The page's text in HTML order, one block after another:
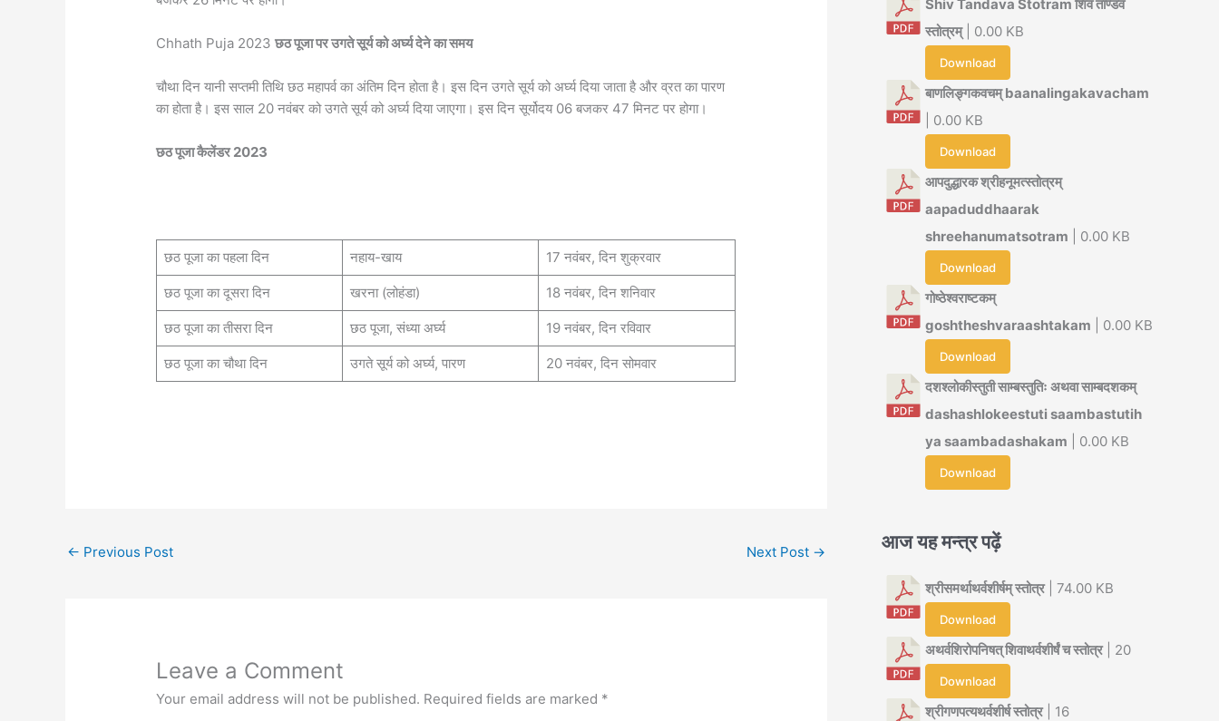
Chhath Puja 2023छठ पूजा पर उगते सूर्य को अर्घ्य देने का समय
चौथा दिन यानी सप्तमी तिथि छठ महापर्व का अंतिम दिन होता है। इस दिन उगते सूर्य को अर्घ्य दिया जाता है और व्रत का पारण
का होता है। इस साल 20 नवंबर को उगते सूर्य को अर्घ्य दिया जाएगा। इस दिन सूर्योदय 06 बजकर 47 मिनट पर होगा।
छठ पूजा कैलेंडर 2023
छठ पूजा का पहला दिन नहाय-खाय 17 नवंबर, दिन शुक्रवार
छठ पूजा का दूसरा दिन खरना (लोहंडा) 18 नवंबर, दिन शनिवार
छठ पूजा का तीसरा दिन छठ पूजा, संध्या अर्घ्य 19 नवंबर, दिन रविवार
छठ पूजा का चौथा दिन उगते सूर्य को अर्घ्य, पारण 20 नवंबर, दिन सोमवार
← Previous Post Next Post →
Leave a Comment
Your email address will not be published. Required fields are marked *
Shiv Tandava Stotram शिव ताण्डव
स्तोत्रम्| 0.00 KB
Download
बाणलिङ्गकवचम् baanalingakavacham
| 0.00 KB
Download
आपदुद्धारक श्रीहनूमत्स्तोत्रम्
aapaduddhaarak
shreehanumatsotram | 0.00 KB
Download
गोष्ठेश्वराष्टकम्
goshtheshvaraashtakam | 0.00 KB
Download
दशश्लोकीस्तुती साम्बस्तुतिः अथवा साम्बदशकम्
dashashlokeestuti saambastutih
ya saambadashakam | 0.00 KB
Download
आज यह मन्त्र पढ़ें
श्रीसमर्थाथर्वशीर्षम् स्तोत्र| 74.00 KB
Download
अथर्वशिरोपनिषत् शिवाथर्वशीर्षं च स्तोत्र| 20
Download
श्रीगणपत्यथर्वशीर्ष स्तोत्र| 16